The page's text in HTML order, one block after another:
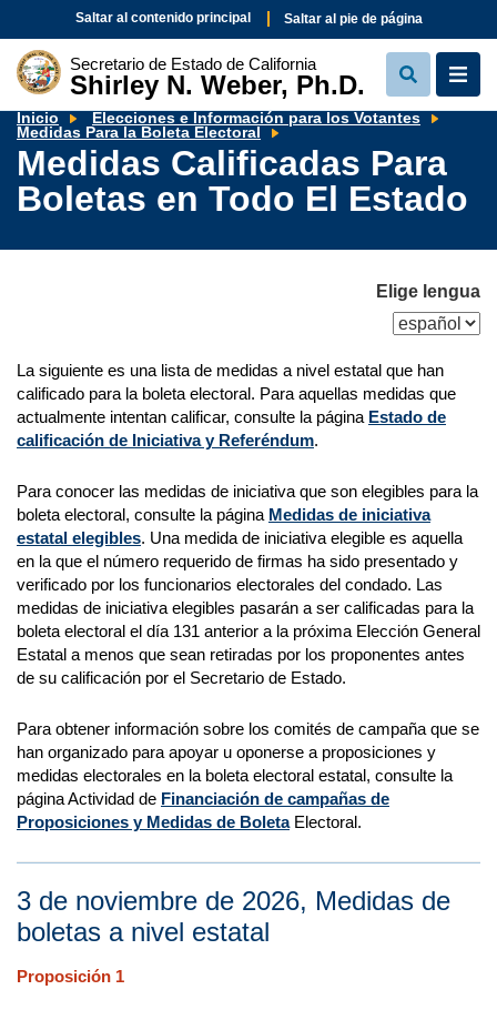
Saltar al contenido principal Saltar al pie de página
Secretario de Estado de California
Shirley N. Weber, Ph.D.
View
Search
View
Inicio
Elecciones e Información para los Votantes
Medidas Para la Boleta Electoral
Medidas
Calificadas
Para
Boletas
en
Todo
Medidas Calificadas Para
Boletas en Todo El Estado
Elige lengua
La siguiente es una lista de medidas a nivel estatal que han
calificado para la boleta electoral. Para aquellas medidas que
actualmente intentan calificar, consulte la página Estado de
calificación de Iniciativa y Referéndum.
Para conocer las medidas de iniciativa que son elegibles para la
boleta electoral, consulte la página Medidas de iniciativa
estatal elegibles. Una medida de iniciativa elegible es aquella
en la que el número requerido de firmas ha sido presentado y
verificado por los funcionarios electorales del condado. Las
medidas de iniciativa elegibles pasarán a ser calificadas para la
boleta electoral el día 131 anterior a la próxima Elección General
Estatal a menos que sean retiradas por los proponentes antes
de su calificación por el Secretario de Estado.
Para obtener información sobre los comités de campaña que se
han organizado para apoyar u oponerse a proposiciones y
medidas electorales en la boleta electoral estatal, consulte la
página Actividad de Financiación de campañas de
Proposiciones y Medidas de BoletaElectoral.
3 de noviembre de 2026, Medidas de
boletas a nivel estatal
Proposición 1